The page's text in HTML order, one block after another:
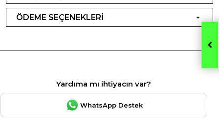
ÖDEME SEÇENEKLERİ
Yardıma mı ihtiyacın var?
WhatsApp Destek